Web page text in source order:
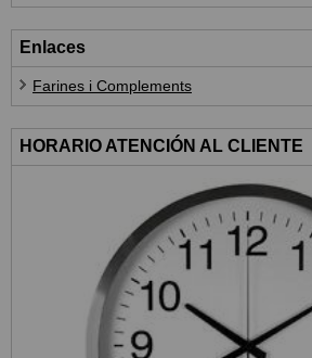
Enlaces
Farines i Complements
HORARIO ATENCIÓN AL CLIENTE